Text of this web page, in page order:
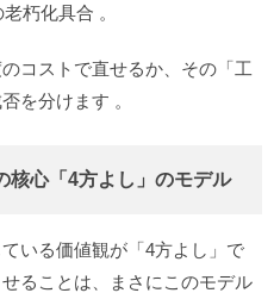
朽化具合 。
コストで直せるか、その「工
を分けます 。
核心「4方よし」のモデル
いる価値観が「4方よし」で
ることは、まさにこのモデル